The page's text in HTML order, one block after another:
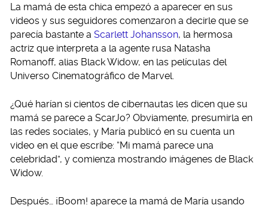
La mamá de esta chica empezó a aparecer en sus
videos y sus seguidores comenzaron a decirle que se
parecía bastante a Scarlett Johansson, la hermosa
actriz que interpreta a la agente rusa Natasha
Romanoff, alias Black Widow, en las películas del
Universo Cinematográfico de Marvel.
¿Qué harían si cientos de cibernautas les dicen que su
mamá se parece a ScarJo? Obviamente, presumirla en
las redes sociales, y María publicó en su cuenta un
video en el que escribe: “Mi mamá parece una
celebridad”, y comienza mostrando imágenes de Black
Widow.
Después… ¡Boom! aparece la mamá de María usando